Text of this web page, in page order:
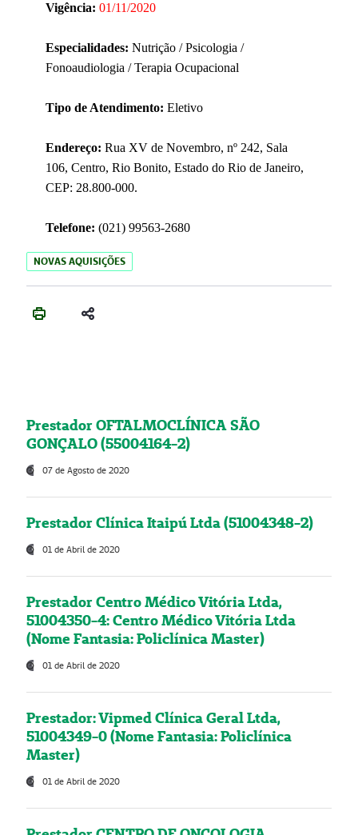
Vigência: 01/11/2020
Especialidades: Nutrição / Psicologia /
Fonoaudiologia / Terapia Ocupacional
Tipo de Atendimento: Eletivo
Endereço: Rua XV de Novembro, nº 242, Sala
106, Centro, Rio Bonito, Estado do Rio de Janeiro,
CEP: 28.800-000.
Telefone: (021) 99563-2680
NOVAS AQUISIÇÕES
Prestador OFTALMOCLÍNICA SÃO
GONÇALO (55004164-2)
07 de Agosto de 2020
Prestador Clínica Itaipú Ltda (51004348-2)
01 de Abril de 2020
Prestador Centro Médico Vitória Ltda,
51004350-4: Centro Médico Vitória Ltda
(Nome Fantasia: Policlínica Master)
01 de Abril de 2020
Prestador: Vipmed Clínica Geral Ltda,
51004349-0 (Nome Fantasia: Policlínica
Master)
01 de Abril de 2020